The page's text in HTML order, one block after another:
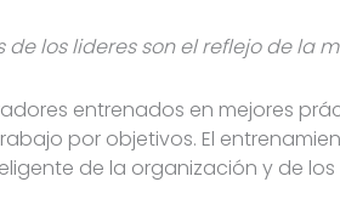
de los lideres son el reflejo de la
entrenados en mejores
por objetivos. El
de la organización y de